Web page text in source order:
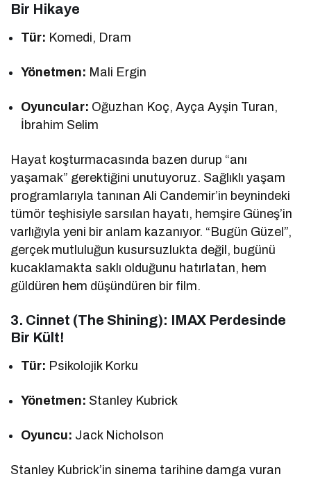
Bir Hikaye
Tür: Komedi, Dram
Yönetmen: Mali Ergin
Oyuncular: Oğuzhan Koç, Ayça Ayşin Turan,
İbrahim Selim
Hayat koşturmacasında bazen durup “anı
yaşamak” gerektiğini unutuyoruz. Sağlıklı yaşam
programlarıyla tanınan Ali Candemir’in beynindeki
tümör teşhisiyle sarsılan hayatı, hemşire Güneş’in
varlığıyla yeni bir anlam kazanıyor. “Bugün Güzel”,
gerçek mutluluğun kusursuzlukta değil, bugünü
kucaklamakta saklı olduğunu hatırlatan, hem
güldüren hem düşündüren bir film.
3. Cinnet (The Shining): IMAX Perdesinde
Bir Kült!
Tür: Psikolojik Korku
Yönetmen: Stanley Kubrick
Oyuncu: Jack Nicholson
Stanley Kubrick’in sinema tarihine damga vuran